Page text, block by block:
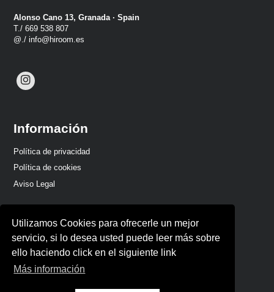
Utilizamos Cookies para ofrecerle un mejor
servicio, si lo desea usted puede leer más sobre
ello haciendo click en el siguiente link
Más información
Alonso Cano 13, Granada · Spain
T./ 669 538 807
@./ info@hiroom.es
Información
Política de privacidad
Política de cookies
Aviso Legal